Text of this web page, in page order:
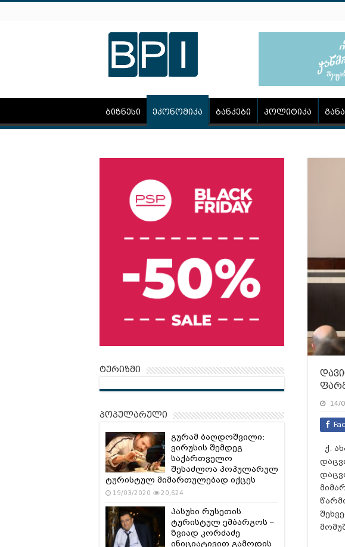
ბიზნესი ეკონომიკა ბანკები პოლიტიკა
14/
ქ.
ტურიზმი
პოპულარული
გურამ ბაღდოშვილი:
ვირუსის შემდეგ
საქართველო
შესაძლოა პოპულარულ
ტურისტულ მიმართულებად იქცეს
19/03/2020 20,624
პასუხი რუსეთის
ტურისტულ ემბარგოს –
ზვიად კორძაძე
ინიციატივით გამოდის